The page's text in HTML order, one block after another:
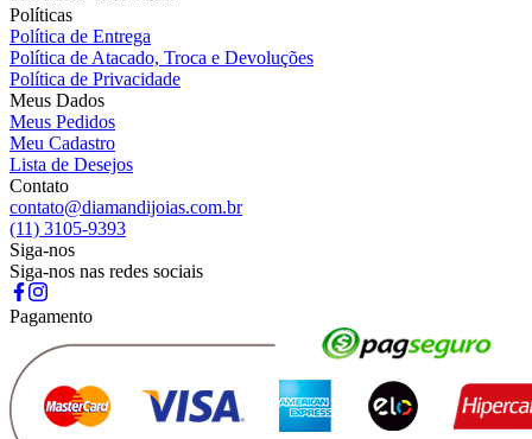
Políticas
Política de Entrega
Política de Atacado, Troca e Devoluções
Política de Privacidade
Meus Dados
Meus Pedidos
Meu Cadastro
Lista de Desejos
Contato
contato@diamandijoias.com.br
(11) 3105-9393
Siga-nos
Siga-nos nas redes sociais
Pagamento